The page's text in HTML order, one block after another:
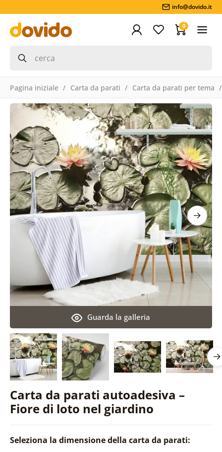
info@dovido.it
0
Pagina iniziale Carta da parati Carta da parati per tema
Carta da parati autoadesiva –
Fiore di loto nel giardino
Guarda la galleria
Seleziona la dimensione della carta da parati: